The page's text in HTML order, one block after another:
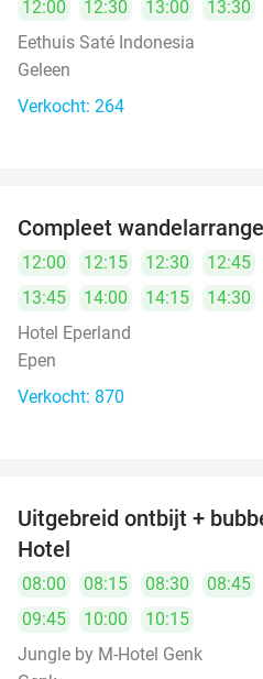
12:00 12:30 13:00 13:30
Eethuis Saté Indonesia
Geleen
Verkocht: 264
Compleet
12:00 12:15 12:30 12:45
13:45
14:00 14:15 14:30
Hotel Eperland
Epen
Verkocht: 870
Uitgebreid ontbijt +
Hotel
08:00 08:15 08:30 08:45
09:45
10:00
10:15
Jungle by M-Hotel Genk